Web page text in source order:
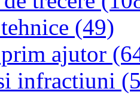
(49)
ajutor
infractiuni